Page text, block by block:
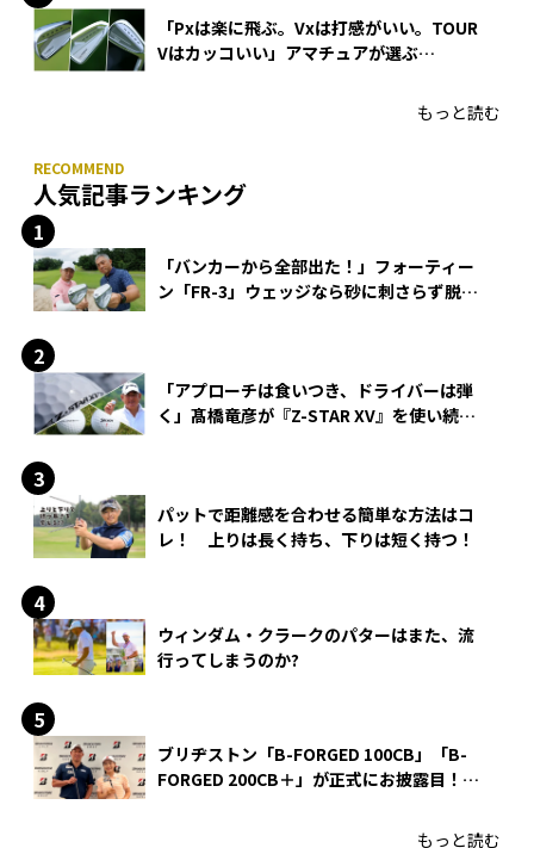
「Pxは楽に飛ぶ。Vxは打感がいい。TOUR
Vはカッコいい」アマチュアが選ぶ
もっと読む
人気記事ランキング
「バンカーから全部出た！」フォーティー
ン「FR-3」ウェッジなら砂に刺さらず脱出
「アプローチは食いつき、ドライバーは弾
く」髙橋竜彦が『Z-STAR XV』を使い続け
パットで距離感を合わせる簡単な方法はコ
レ！ 上りは長く持ち、下りは短く持つ！
ウィンダム・クラークのパターはまた、流
行ってしまうのか?
ブリヂストン「B-FORGED 100CB」「B-
FORGED 200CB＋」が正式にお披露目！
もっと読む